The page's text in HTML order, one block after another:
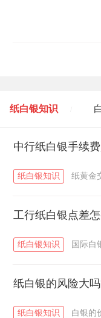
纸白银知识
黄金T+D知识 /
中行纸白银手续
纸白银知识 纸黄金
工行纸白银点差
纸白银知识 国际白
纸白银的风险大
纸白银知识 白银的